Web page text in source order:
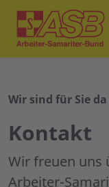
Wir sind für Sie da
Kontakt
Wir freuen uns
Arbeiter-